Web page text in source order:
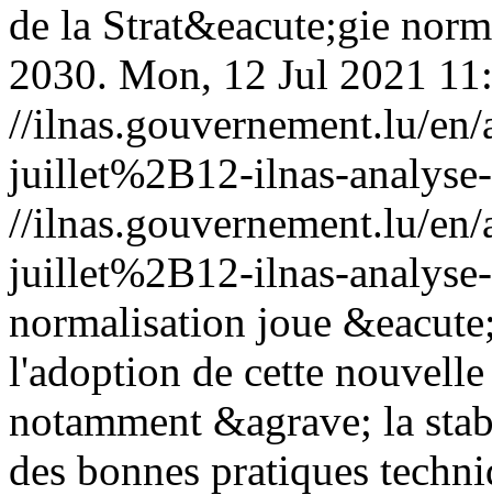
de la Strat&eacute;gie
2030. Mon, 12 Jul 2021
//ilnas.gouvernement.lu/
juillet%2B12-ilnas-
//ilnas.gouvernement.lu/
juillet%2B12-ilnas-
normalisation joue
l'adoption de cette
notamment &agrave; la
des bonnes pratiques